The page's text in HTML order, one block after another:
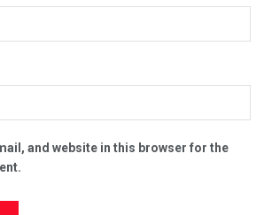
and website in this browser for the